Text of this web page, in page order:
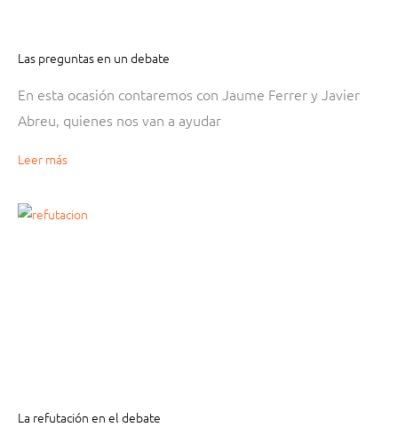
Las preguntas en un debate
En esta ocasión contaremos con Jaume Ferrer y Javier
Abreu, quienes nos van a ayudar
Leer más
La refutación en el debate